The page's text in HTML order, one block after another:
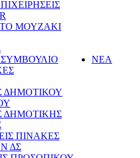
ΜΟΥΖΑΚΙ
ΝΕΑ
ΔΗΜΟΤΙΚΟΥ
ΔΗΜΟΤΙΚΗΣ
ΠΙΝΑΚΕΣ
ΔΣ